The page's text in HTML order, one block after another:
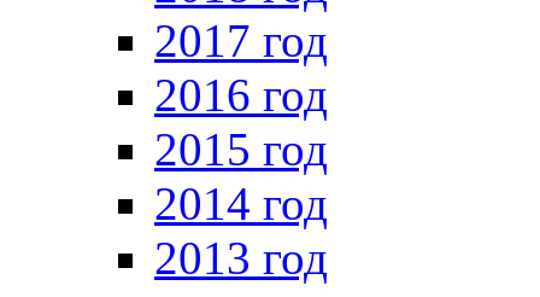
2017 год
2016 год
2015 год
2014 год
2013 год